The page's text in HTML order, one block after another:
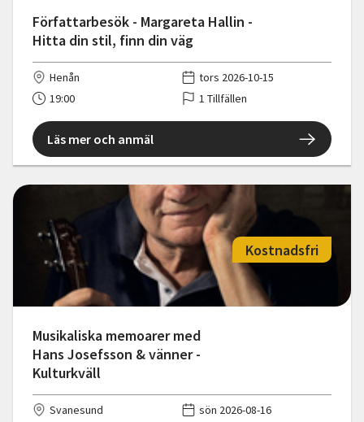
Författarbesök - Margareta Hallin -
Hitta din stil, finn din väg
Henån
tors 2026-10-15
19:00
1 Tillfällen
Läs mer och anmäl
Musikaliska memoarer med
Hans Josefsson & vänner -
Kulturkväll
Kostnadsfri
Svanesund
sön 2026-08-16